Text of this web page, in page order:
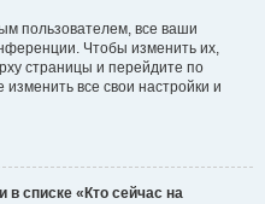
пользователем, все ваши
Чтобы изменить их,
страницы и перейдите по
все свои настройки и
в списке «Кто сейчас на